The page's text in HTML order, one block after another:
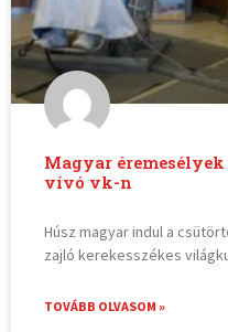
Magyar
vívó vk-n
Húsz magyar indul a
zajló kerekesszékes
TOVÁBB OLVASOM »